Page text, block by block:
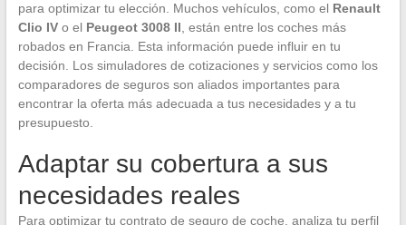
para optimizar tu elección. Muchos vehículos, como el Renault
Clio IVo el Peugeot 3008 II , están entre los coches más
robados en Francia. Esta información puede influir en tu
decisión. Los simuladores de cotizaciones y servicios como los
comparadores de seguros son aliados importantes para
encontrar la oferta más adecuada a tus necesidades y a tu
presupuesto.
Adaptar su cobertura a sus
necesidades reales
Para optimizar tu contrato de seguro de coche, analiza tu perfil